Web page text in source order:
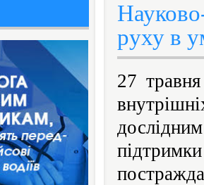
руху в
27